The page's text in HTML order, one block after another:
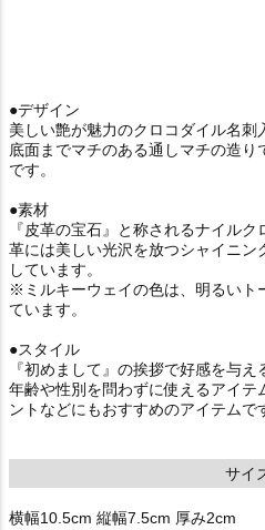
●デザイン
美しい艶が魅力のクロコダイル名刺
底面までマチのある通しマチの造
です。
●素材
『皮革の宝石』と称されるナイルク
革には美しい光沢を放つシャイニ
しています。
※ミルキーウェイの色は、明るいト
ています。
●スタイル
『初めまして』の挨拶で好感を与え
年齢や性別を問わずに使えるアイ
ントなどにもおすすめのアイテムで
サイ
横幅10.5cm 縦幅7.5cm 厚み2cm